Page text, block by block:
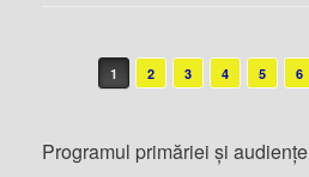
Post navigation
1 2 3 4 5 6
Programul primăriei și audiențe